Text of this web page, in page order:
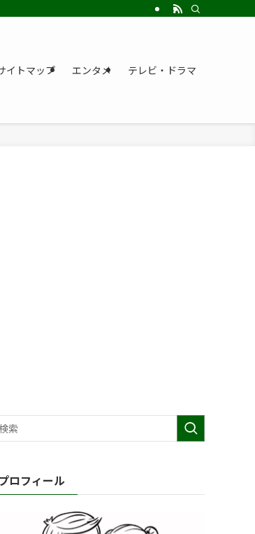
イトマップ エンタメ テレビ・ドラマ
ロフィール